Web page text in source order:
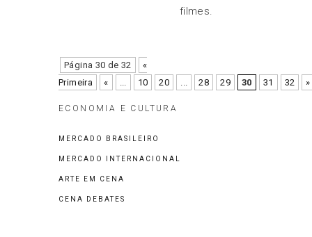
filmes.
Página 30 de 32
«
Primeira
« ... 10 20 ... 28 29 30 31 32 »
ECONOMIA E CULTURA
MERCADO BRASILEIRO
MERCADO INTERNACIONAL
ARTE EM CENA
CENA DEBATES